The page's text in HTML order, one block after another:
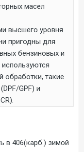
масел
высшего уровня
пригодны для
бензиновых и
используются
такие
GPF) и
в 406(карб.) зимой